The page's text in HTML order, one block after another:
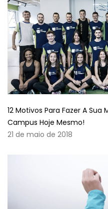
12 Motivos Para Fazer A
Campus Hoje Mesmo!
21 de maio de 2018